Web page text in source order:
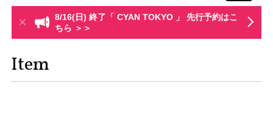
8/16(日) 終了「 CYAN TOKYO 」 先行予約はこ
ちら ＞＞
Item